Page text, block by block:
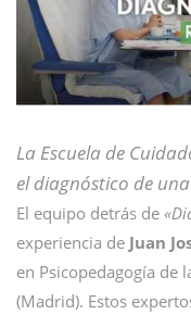
La Escuela de
el diagnóstico de
El equipo detrás de
experiencia de Juan
en Psicopedagogía de
(Madrid). Estos